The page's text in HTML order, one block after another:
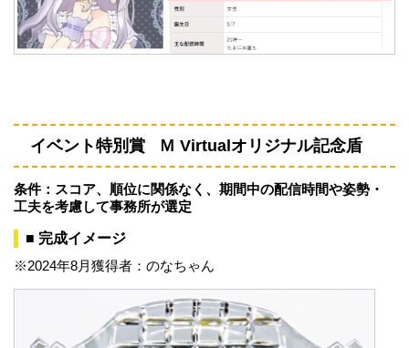
イベント特別賞 Ｍ Virtualオリジナル記念盾
条件：スコア、順位に関係なく、期間中の配信時間や姿勢・
工夫を考慮して事務所が選定
■ 完成イメージ
※2024年8月獲得者：のなちゃん